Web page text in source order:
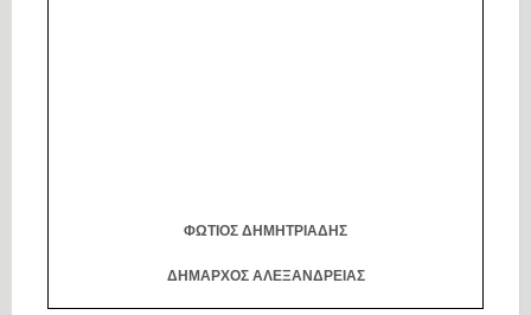
ΦΩΤΙΟΣ ΔΗΜΗΤΡΙΑΔΗΣ
ΔΗΜΑΡΧΟΣ ΑΛΕΞΑΝΔΡΕΙΑΣ